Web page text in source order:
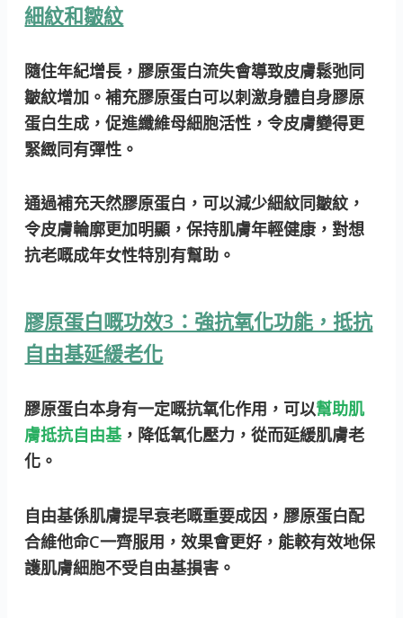
細紋和皺紋
隨住年紀增長，膠原蛋白流失會導致皮膚鬆弛同
皺紋增加。補充膠原蛋白可以刺激身體自身膠原
蛋白生成 ，促進纖維母細胞活性，令皮膚變得更
緊緻同有彈性。
通過補充天然膠原蛋白，可以減少細紋同皺紋，
令皮膚輪廓更加明顯，保持肌膚年輕健康，對想
抗老嘅成年女性特別有幫助。
膠原蛋白嘅功效3：強抗氧化功能，抵抗
自由基延緩老化
膠原蛋白本身有一定嘅抗氧化作用，可以幫助肌
膚抵抗自由基，降低氧化壓力，從而延緩肌膚老
化。
自由基係肌膚提早衰老嘅重要成因，膠原蛋白配
合維他命C一齊服用，效果會更好，能較有效地保
護肌膚細胞不受自由基損害。